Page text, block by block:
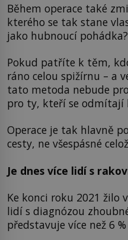
Během operace také
kterého se tak stane
jako hubnoucí pohádka?
Pokud patříte k těm,
ráno celou spižírnu – a
tato metoda nebude
pro ty, kteří se odmítají
Operace je tak hlavně
cesty, ne všespásné
Je dnes více lidí s
Ke konci roku 2021 žilo
lidí s diagnózou
představuje více než 6